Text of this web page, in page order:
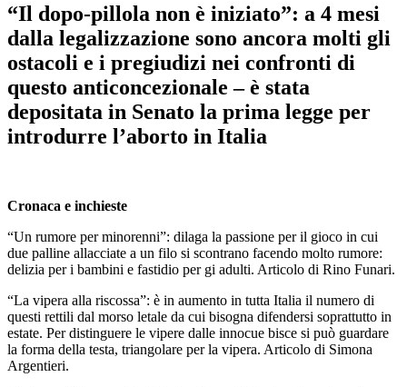
“Il dopo-pillola non è iniziato”: a 4 mesi
dalla legalizzazione sono ancora molti gli
ostacoli e i pregiudizi nei confronti di
questo anticoncezionale – è stata
depositata in Senato la prima legge per
introdurre l’aborto in Italia
Cronaca e inchieste
“Un rumore per minorenni”: dilaga la passione per il gioco in cui
due palline allacciate a un filo si scontrano facendo molto rumore:
delizia per i bambini e fastidio per gi adulti. Articolo di Rino Funari.
“La vipera alla riscossa”: è in aumento in tutta Italia il numero di
questi rettili dal morso letale da cui bisogna difendersi soprattutto in
estate. Per distinguere le vipere dalle innocue bisce si può guardare
la forma della testa, triangolare per la vipera. Articolo di Simona
Argentieri.